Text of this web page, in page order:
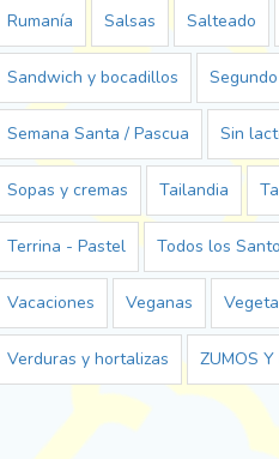
Rumanía Salsas Salteado
Sandwich y bocadillos
Semana Santa / Pascua Sin
Sopas y cremas Tailandia
Terrina - Pastel Todos los
Vacaciones Veganas
Verduras y hortalizas ZUMOS